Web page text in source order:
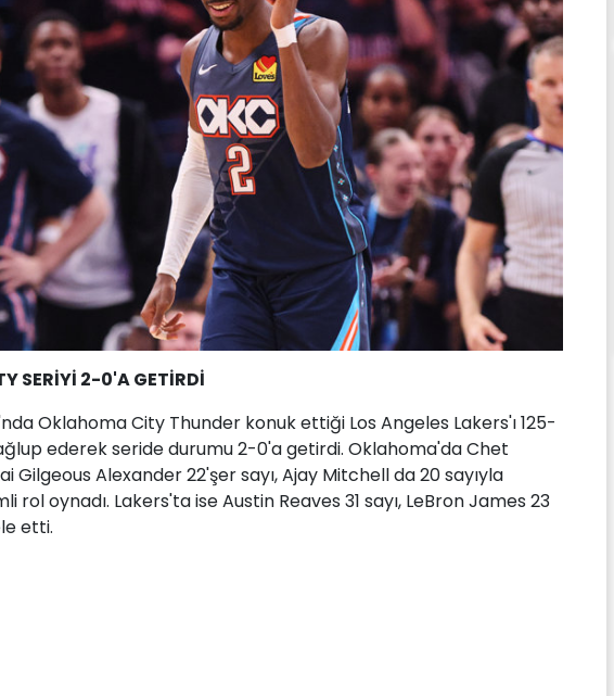
SERİYİ 2-0'A GETİRDİ
Oklahoma City Thunder konuk ettiği Los Angeles Lakers'ı 125-
ederek seride durumu 2-0'a getirdi. Oklahoma'da Chet
Gilgeous Alexander 22'şer sayı, Ajay Mitchell da 20 sayıyla
rol oynadı. Lakers'ta ise Austin Reaves 31 sayı, LeBron James 23
etti.